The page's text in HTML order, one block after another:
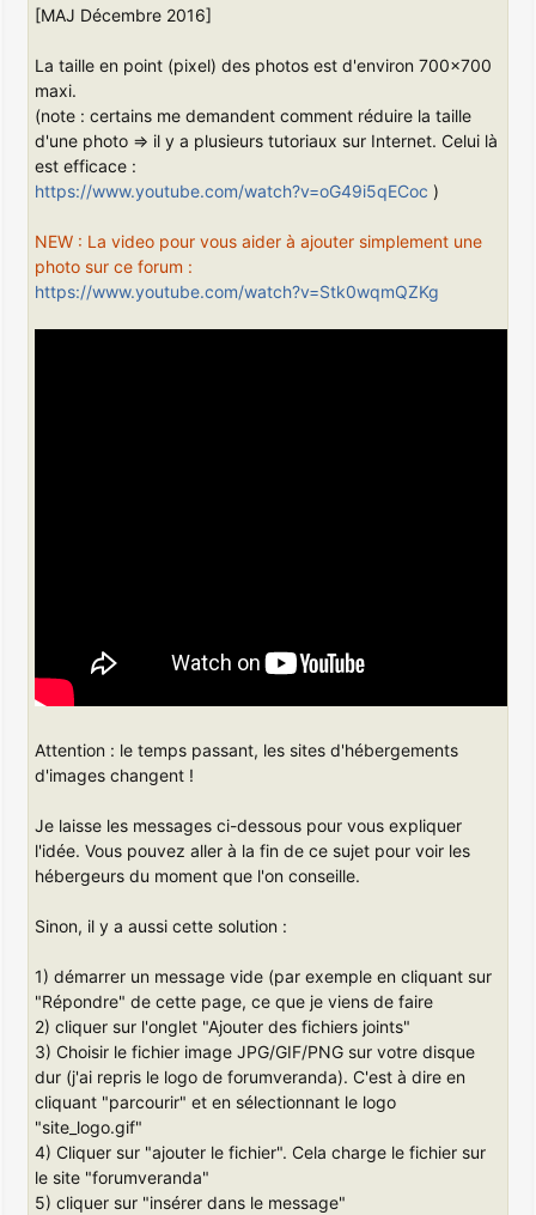
[MAJ Décembre 2016]
La taille en point (pixel) des photos est d'environ 700x700
maxi.
(note : certains me demandent comment réduire la taille
d'une photo => il y a plusieurs tutoriaux sur Internet. Celui là
est efficace :
https://www.youtube.com/watch?v=oG49i5qECoc )
NEW : La video pour vous aider à ajouter simplement une
photo sur ce forum :
https://www.youtube.com/watch?v=Stk0wqmQZKg
Attention : le temps passant, les sites d'hébergements
d'images changent !
Je laisse les messages ci-dessous pour vous expliquer
l'idée. Vous pouvez aller à la fin de ce sujet pour voir les
hébergeurs du moment que l'on conseille.
Sinon, il y a aussi cette solution :
1) démarrer un message vide (par exemple en cliquant sur
"Répondre" de cette page, ce que je viens de faire
2) cliquer sur l'onglet "Ajouter des fichiers joints"
3) Choisir le fichier image JPG/GIF/PNG sur votre disque
dur (j'ai repris le logo de forumveranda). C'est à dire en
cliquant "parcourir" et en sélectionnant le logo
"site_logo.gif"
4) Cliquer sur "ajouter le fichier". Cela charge le fichier sur
le site "forumveranda"
5) cliquer sur "insérer dans le message"